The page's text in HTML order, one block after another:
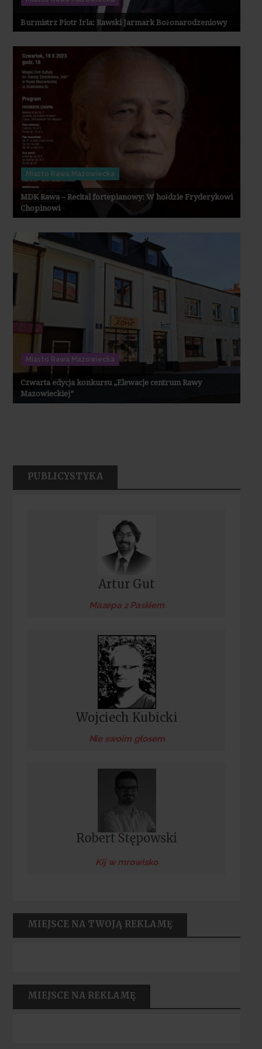
Burmistrz Piotr Irla: Rawski Jarmark Bożonarodzeniowy
Miasto Rawa Mazowiecka
MDK Rawa – Recital fortepianowy: W hołdzie Fryderykowi
Chopinowi
Miasto Rawa Mazowiecka
Czwarta edycja konkursu „Elewacje centrum Rawy
Mazowieckiej”
PUBLICYSTYKA
Artur Gut
Mazepa z Paskiem
Wojciech Kubicki
Nie swoim głosem
Kij w mrowisko
MIEJSCE NA TWOJĄ REKLAMĘ
MIEJSCE NA REKLAMĘ